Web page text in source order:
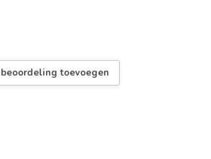
beoordeling toevoegen